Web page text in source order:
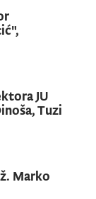
JU
Tuzi
Marko